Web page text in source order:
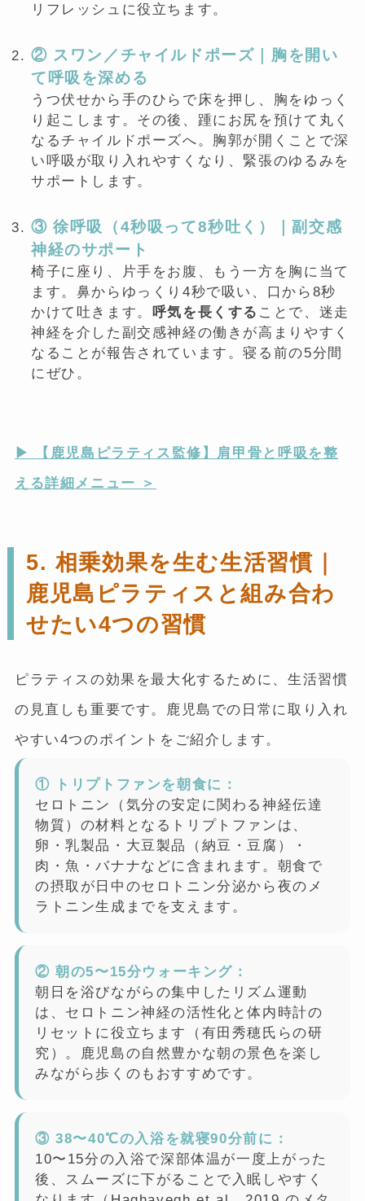
リフレッシュに役立ちます。
② スワン／チャイルドポーズ｜胸を開い
て呼吸を深める
うつ伏せから手のひらで床を押し、胸をゆっく
り起こします。その後、踵にお尻を預けて丸く
なるチャイルドポーズへ。胸郭が開くことで深
い呼吸が取り入れやすくなり、緊張のゆるみを
サポートします。
③ 徐呼吸（4秒吸って8秒吐く）｜副交感
神経のサポート
椅子に座り、片手をお腹、もう一方を胸に当て
ます。鼻からゆっくり4秒で吸い、口から8秒
かけて吐きます。 呼気を長くする ことで、迷走
神経を介した副交感神経の働きが高まりやすく
なることが報告されています。寝る前の5分間
にぜひ。
▶︎ 【鹿児島ピラティス監修】肩甲骨と呼吸を整
える詳細メニュー ＞
5. 相乗効果を生む生活習慣｜
鹿児島ピラティスと組み合わ
せたい4つの習慣
ピラティスの効果を最大化するために、生活習慣
の見直しも重要です。鹿児島での日常に取り入れ
やすい4つのポイントをご紹介します。
① トリプトファンを朝食に：
セロトニン（気分の安定に関わる神経伝達
物質）の材料となるトリプトファンは、
卵・乳製品・大豆製品（納豆・豆腐）・
肉・魚・バナナなどに含まれます。朝食で
の摂取が日中のセロトニン分泌から夜のメ
ラトニン生成までを支えます。
② 朝の5〜15分ウォーキング：
朝日を浴びながらの集中したリズム運動
は、セロトニン神経の活性化と体内時計の
リセットに役立ちます（有田秀穂氏らの研
究）。鹿児島の自然豊かな朝の景色を楽し
みながら歩くのもおすすめです。
③ 38〜40℃の入浴を就寝90分前に：
10〜15分の入浴で深部体温が一度上がった
後、スムーズに下がることで入眠しやすく